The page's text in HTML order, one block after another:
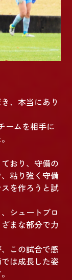
、本当にあり
ームを相手に
おり、守備の
粘り強く守備
を作ろうと試
シュートブロ
まな部分で力
この試合で感
は成長した姿